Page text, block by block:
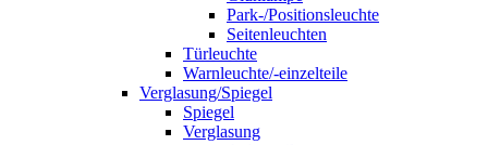
Park-/Positionsleuchte
Seitenleuchten
Türleuchte
Warnleuchte/-einzelteile
Verglasung/Spiegel
Spiegel
Verglasung